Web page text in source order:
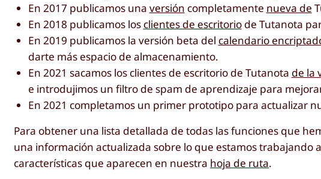
En 2017 publicamos una versión completamente nueva de
En 2018 publicamos los clientes de escritoriode Tutanota
En 2019 publicamos la versión beta del calendario
darte más espacio de almacenamiento.
En 2021 sacamos los clientes de escritorio de Tutanota de la
e introdujimos un filtro de spam de aprendizaje para
En 2021 completamos un primer prototipo para actualizar
Para obtener una lista detallada de todas las funciones que
una información actualizada sobre lo que estamos trabajando
características que aparecen en nuestra hoja de ruta.